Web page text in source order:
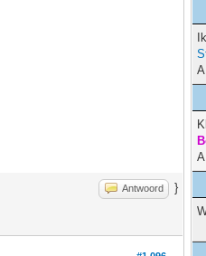
Antwoord }